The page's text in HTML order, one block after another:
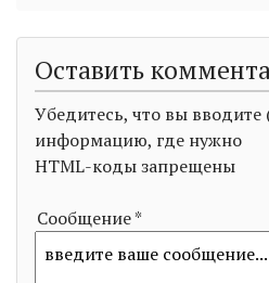
Оставить
Убедитесь, что вы
информацию, где нужно
HTML-коды запрещены
Сообщение *